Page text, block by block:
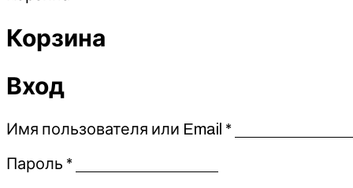
Корзина
Вход
Имя пользователя или Email *Обязательно
Пароль *Обязательно